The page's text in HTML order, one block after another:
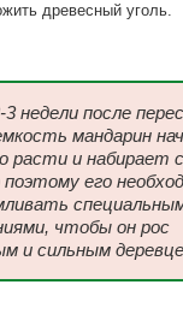
древесный уголь.
3 недели после
мандарин
расти и набирает
его
чтобы он рос
и сильным